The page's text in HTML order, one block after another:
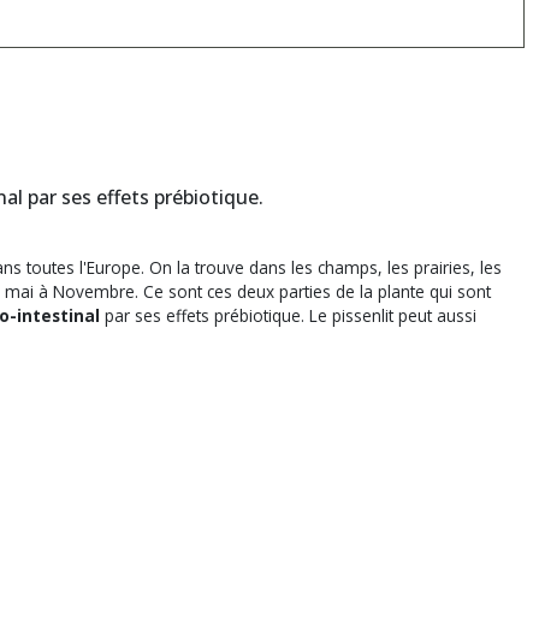
par ses effets prébiotique.
toutes l'Europe. On la trouve dans les champs, les prairies, les
à Novembre. Ce sont ces deux parties de la plante qui sont
intestinal par ses effets prébiotique. Le pissenlit peut aussi